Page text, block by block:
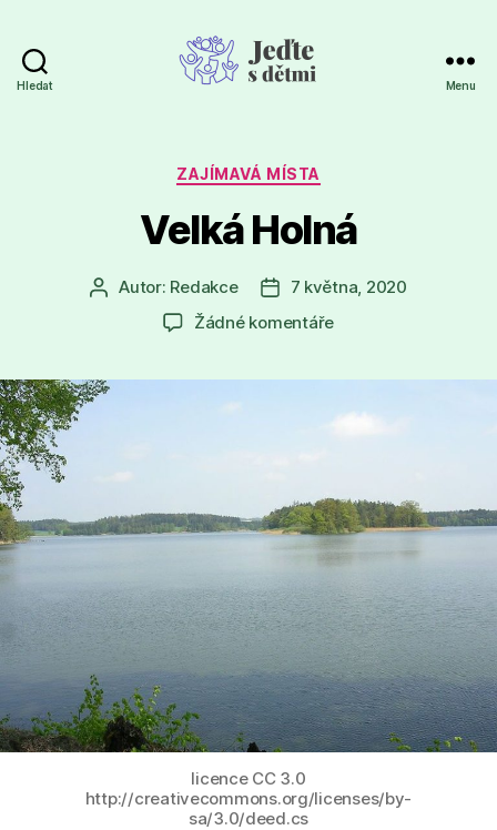
Hledat Menu
Rubriky
ZAJÍMAVÁ MÍSTA
Velká Holná
Autor
příspěvku
Autor: Redakce
Datum
příspěvku
7 května, 2020
Žádné komentářeu
Velká
licence CC 3.0
http://creativecommons.org/licenses/by-
sa/3.0/deed.cs